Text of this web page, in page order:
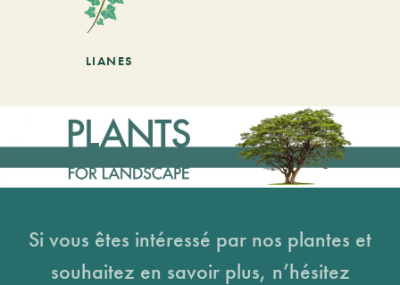
LIANES
Si vous êtes intéressé par nos plantes et
souhaitez en savoir plus, n’hésitez